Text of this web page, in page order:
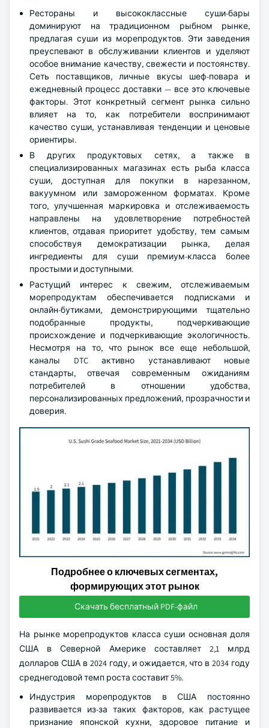
Рестораны и высококлассные суши-бары
доминируют на традиционном рыбном рынке,
предлагая суши из морепродуктов. Эти заведения
преуспевают в обслуживании клиентов и уделяют
особое внимание качеству, свежести и постоянству.
Сеть поставщиков, личные вкусы шеф-повара и
ежедневный процесс доставки — все это ключевые
факторы. Этот конкретный сегмент рынка сильно
влияет на то, как потребители воспринимают
качество суши, устанавливая тенденции и ценовые
ориентиры.
В других продуктовых сетях, а также в
специализированных магазинах есть рыба класса
суши, доступная для покупки в нарезанном,
вакуумном или замороженном форматах. Кроме
того, улучшенная маркировка и отслеживаемость
направлены на удовлетворение потребностей
клиентов, отдавая приоритет удобству, тем самым
способствуя демократизации рынка, делая
ингредиенты для суши премиум-класса более
простыми и доступными.
Растущий интерес к свежим, отслеживаемым
морепродуктам обеспечивается подписками и
онлайн-бутиками, демонстрирующими тщательно
подобранные продукты, подчеркивающие
происхождение и подчеркивающие экологичность.
Несмотря на то, что рынок все еще небольшой,
каналы DTC активно устанавливают новые
стандарты, отвечая современным ожиданиям
потребителей в отношении удобства,
персонализированных предложений, прозрачности и
доверия.
Подробнее о ключевых сегментах,
формирующих этот рынок
Скачать бесплатный PDF-файл
На рынке морепродуктов класса суши основная доля
США в Северной Америке составляет 2,1 млрд
долларов США в 2024 году, и ожидается, что в 2034 году
среднегодовой темп роста составит 5%.
Индустрия морепродуктов в США постоянно
развивается из-за таких факторов, как растущее
признание японской кухни, здоровое питание и